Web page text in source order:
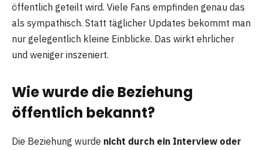
öffentlich geteilt wird. Viele Fans empfinden genau das
als sympathisch. Statt täglicher Updates bekommt man
nur gelegentlich kleine Einblicke. Das wirkt ehrlicher
und weniger inszeniert.
Wie wurde die Beziehung
öffentlich bekannt?
Die Beziehung wurde nicht durch ein Interview oder